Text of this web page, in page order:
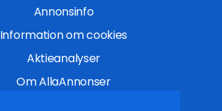
Annonsinfo
Information om cookies
Aktieanalyser
Om AllaAnnonser